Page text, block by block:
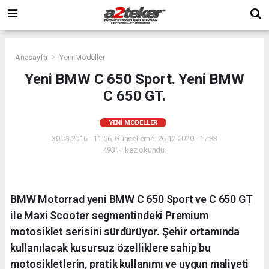
Anasayfa Yeni Modeller
Yeni BMW C 650 Sport. Yeni BMW
C 650 GT.
YENI MODELLER
30.03.2016 - 11:56, Güncelleme: 26.12.2020 - 17:33
4931+ kez okundu.
BMW Motorrad yeni BMW C 650 Sport ve C 650 GT
ile Maxi Scooter segmentindeki Premium
motosiklet serisini sürdürüyor. Şehir ortamında
kullanılacak kusursuz özelliklere sahip bu
motosikletlerin, pratik kullanımı ve uygun maliyeti